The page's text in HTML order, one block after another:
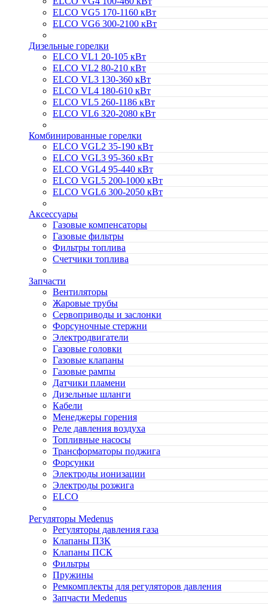
ELCO VG5 170-1160 кВт
ELCO VG6 300-2100 кВт
Дизельные горелки
ELCO VL1 20-105 кВт
ELCO VL2 80-210 кВт
ELCO VL3 130-360 кВт
ELCO VL4 180-610 кВт
ELCO VL5 260-1186 кВт
ELCO VL6 320-2080 кВт
Комбинированные горелки
ELCO VGL2 35-190 кВт
ELCO VGL3 95-360 кВт
ELCO VGL4 95-440 кВт
ELCO VGL5 200-1000 кВт
ELCO VGL6 300-2050 кВт
Аксессуары
Газовые компенсаторы
Газовые фильтры
Фильтры топлива
Счетчики топлива
Запчасти
Вентиляторы
Жаровые трубы
Сервоприводы и заслонки
Форсуночные стержни
Электродвигатели
Газовые головки
Газовые клапаны
Газовые рампы
Датчики пламени
Дизельные шланги
Кабели
Менеджеры горения
Реле давления воздуха
Топливные насосы
Трансформаторы поджига
Форсунки
Электроды ионизации
Электроды розжига
ELCO
Регуляторы Medenus
Регуляторы давления газа
Клапаны ПЗК
Клапаны ПСК
Фильтры
Пружины
Ремкомплекты для регуляторов давления
Запчасти Medenus